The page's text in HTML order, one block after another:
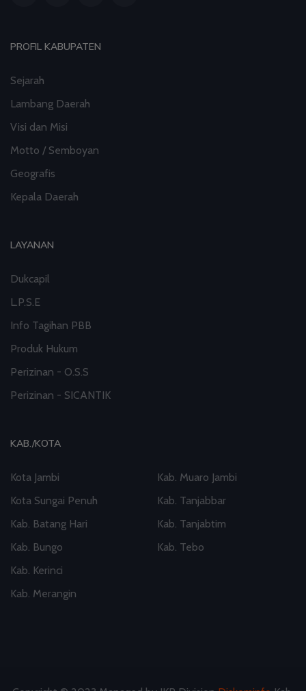
PROFIL KABUPATEN
Sejarah
Lambang Daerah
Visi dan Misi
Motto / Semboyan
Geografis
Kepala Daerah
LAYANAN
Dukcapil
L.P.S.E
Info Tagihan PBB
Produk Hukum
Perizinan - O.S.S
Perizinan - SICANTIK
KAB./KOTA
Kota Jambi
Kota Sungai Penuh
Kab. Batang Hari
Kab. Bungo
Kab. Kerinci
Kab. Merangin
Kab. Muaro Jambi
Kab. Tanjabbar
Kab. Tanjabtim
Kab. Tebo